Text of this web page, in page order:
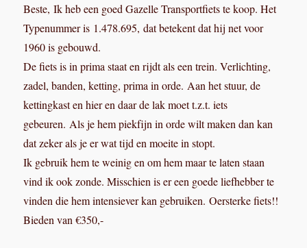
Beste, Ik heb een goed Gazelle Transportfiets te koop. Het
Typenummer is 1.478.695, dat betekent dat hij net voor
1960 is gebouwd.
De fiets is in prima staat en rijdt als een trein. Verlichting,
zadel, banden, ketting, prima in orde. Aan het stuur, de
kettingkast en hier en daar de lak moet t.z.t. iets
gebeuren. Als je hem piekfijn in orde wilt maken dan kan
dat zeker als je er wat tijd en moeite in stopt.
Ik gebruik hem te weinig en om hem maar te laten staan
vind ik ook zonde. Misschien is er een goede liefhebber te
vinden die hem intensiever kan gebruiken. Oersterke fiets!!
Bieden van €350,-